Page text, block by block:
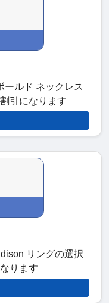
ールド ネックレス
引になります
リングの選択
ります